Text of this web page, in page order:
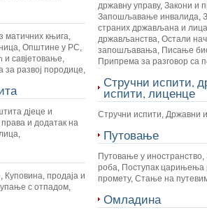
матичних књига,
, Општине у РС,
и савјетовање,
за развој породице,
дјеце и
и додатак на
,
, Куповина, продаја и
с отпадом,
државну управу, Закони и
Запошљавање инвалида,
страних држављана и
држављанства, Остали
запошљавања, Писање
Припрема за разговор са
Стручни испити,
испити, лиценце
Стручни испити, Државни
Путовање
Путовање у иностранство,
роба, Поступак царињења
промету, Стање на
Омладина